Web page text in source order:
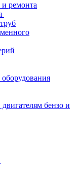
ремонта
оборудования
бензо и